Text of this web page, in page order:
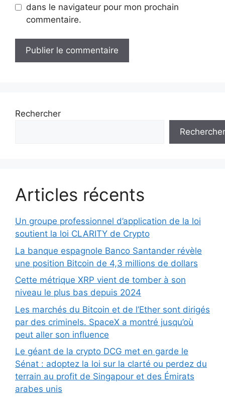
dans le navigateur pour mon prochain
commentaire.
Rechercher
Rechercher
Articles récents
Un groupe professionnel d’application de la loi
soutient la loi CLARITY de Crypto
La banque espagnole Banco Santander révèle
une position Bitcoin de 4,3 millions de dollars
Cette métrique XRP vient de tomber à son
niveau le plus bas depuis 2024
Les marchés du Bitcoin et de l’Ether sont dirigés
par des criminels. SpaceX a montré jusqu’où
peut aller son influence
Le géant de la crypto DCG met en garde le
Sénat : adoptez la loi sur la clarté ou perdez du
terrain au profit de Singapour et des Émirats
arabes unis